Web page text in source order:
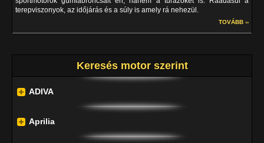
terepviszonyok, az időjárás és a súly is amely rá nehezül.
TOVÁBB ››
Keresés motor szerint
ADIVA
Aprilia